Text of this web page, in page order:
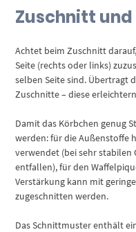
Zuschnitt
Achtet beim Zuschnitt
Seite (rechts oder links)
selben Seite sind. Übertragt
Zuschnitte – diese
Damit das Körbchen genug
werden: für die Außenstoffe
verwendet (bei sehr stabilen
entfallen), für den
Verstärkung kann mit
zugeschnitten werden.
Das Schnittmuster enthält